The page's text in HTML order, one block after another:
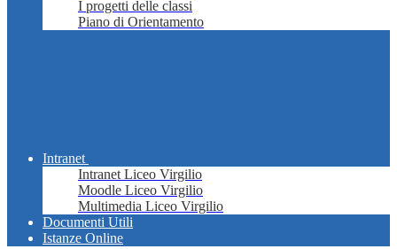
I progetti delle classi
Piano di Orientamento
Intranet
Intranet Liceo Virgilio
Moodle Liceo Virgilio
Multimedia Liceo Virgilio
Documenti Utili
Istanze Online